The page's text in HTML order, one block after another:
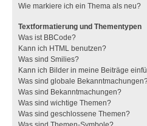
Wie markiere ich ein Thema als neu?
Textformatierung und Thementypen
Was ist BBCode?
Kann ich HTML benutzen?
Was sind Smilies?
Kann ich Bilder in meine Beiträge
Was sind globale
Was sind Bekanntmachungen?
Was sind wichtige Themen?
Was sind geschlossene Themen?